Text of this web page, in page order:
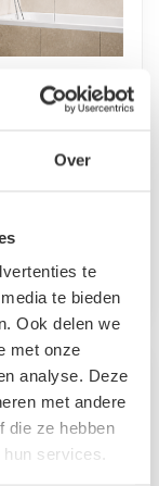
Over
te
te bieden
Ook delen we
met onze
analyse. Deze
met andere
die ze hebben
services.
Torino 60 x
- chroom - nano
5mm
met anti kalk